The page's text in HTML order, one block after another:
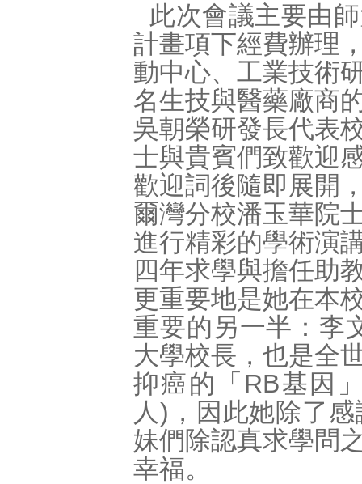
此次會議主要由
計畫項下經費辦理
動中心、工業技術
名生技與醫藥廠商
吳朝榮研發長代表
士與貴賓們致歡迎
歡迎詞後隨即展開
爾灣分校潘玉華院
進行精彩的學術演
四年求學與擔任助
更重要地是她在本
重要的另一半：李
大學校長，也是全
抑癌的「RB基因
人)，因此她除了
妹們除認真求學問
幸福。